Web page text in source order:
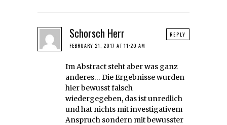
Schorsch Herr
FEBRUARY 21, 2017 AT 11:20 AM
Im Abstract steht aber was ganz
anderes… Die Ergebnisse wurden
hier bewusst falsch
wiedergegeben, das ist unredlich
und hat nichts mit investigativem
Anspruch sondern mit bewusster
REPLY